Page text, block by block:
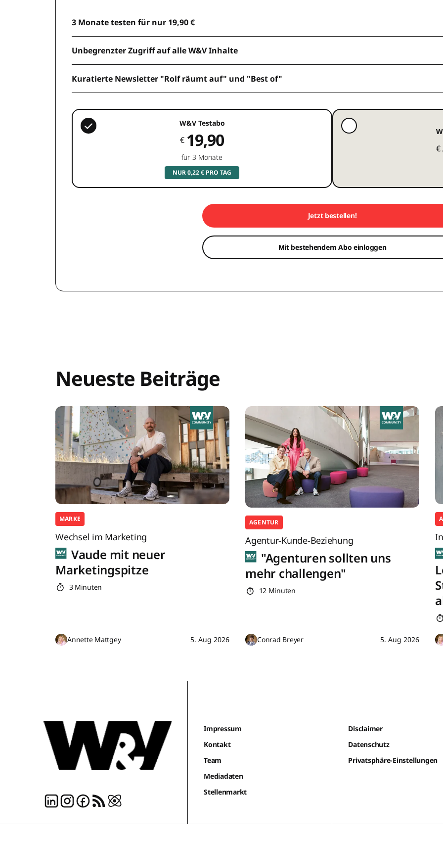
3 Monate testen für nur 19,90 €
Unbegrenzter Zugriff auf alle W&V Inhalte
Kuratierte Newsletter "Rolf räumt auf" und "Best of"
W&V Testabo
€ 19,90
für 3 Monate
NUR 0,22 € PRO TAG
€
Jetzt bestellen!
Mit bestehendem Abo einloggen
Neueste Beiträge
MARKE
Wechsel im Marketing
Vaude mit neuer
Marketingspitze
3 Minuten
Annette Mattgey 5. Aug 2026
AGENTUR
Agentur-Kunde-Beziehung
"Agenturen sollten uns
mehr challengen"
12 Minuten
Conrad Breyer 5. Aug 2026
Impressum
Kontakt
Team
Mediadaten
Stellenmarkt
Disclaimer
Datenschutz
Privatsphäre-Einstellungen